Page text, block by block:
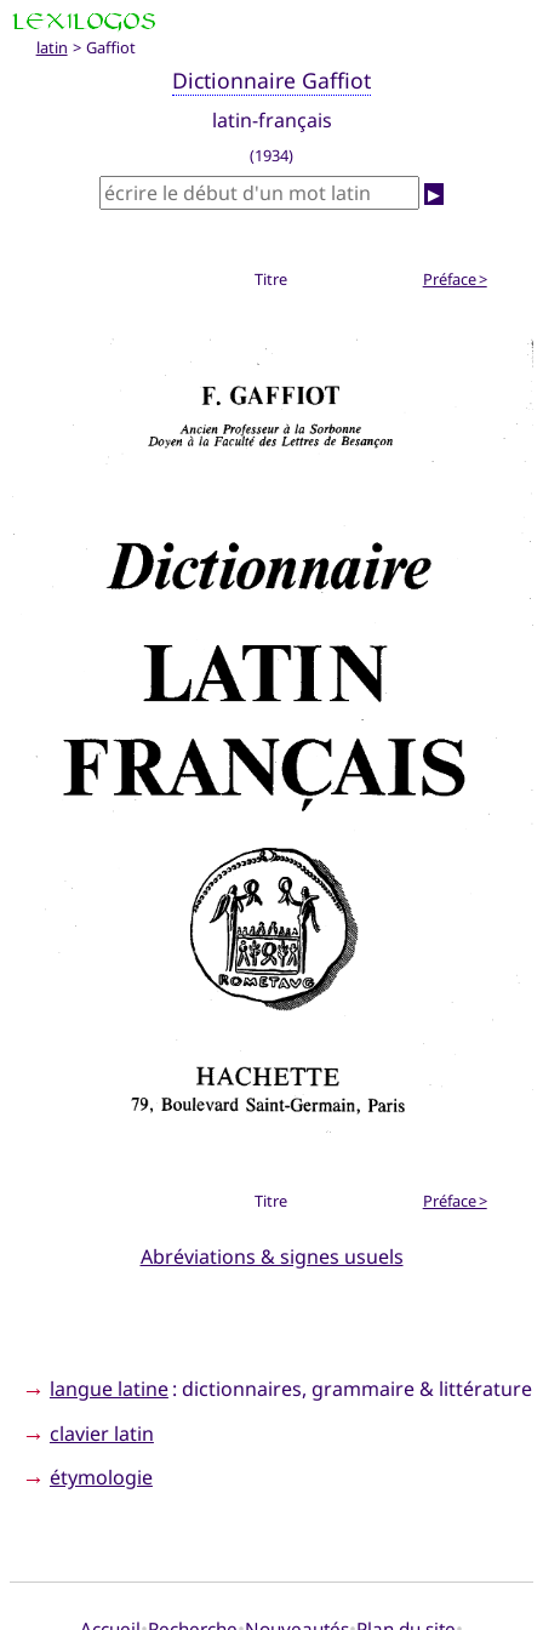
latin > Gaffiot
Dictionnaire Gaffiot
latin-français
(1934)
▶
Titre Préface >
Titre Préface >
Abréviations & signes usuels
→ langue latine: dictionnaires, grammaire & littérature
→ clavier latin
→ étymologie